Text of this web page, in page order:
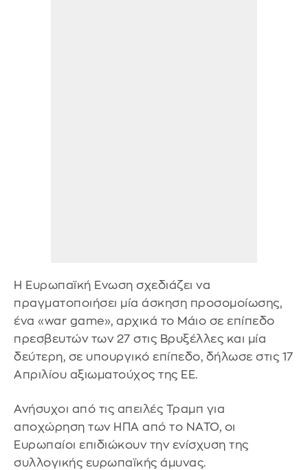
Η Ευρωπαϊκή Ενωση σχεδιάζει να
πραγματοποιήσει μία άσκηση προσομοίωσης,
ένα «war game», αρχικά το Μάιο σε επίπεδο
πρεσβευτών των 27 στις Βρυξέλλες και μία
δεύτερη, σε υπουργικό επίπεδο, δήλωσε στις 17
Απριλίου αξιωματούχος της ΕΕ.
Ανήσυχοι από τις απειλές Τραμπ για
αποχώρηση των ΗΠΑ από το ΝΑΤΟ, οι
Ευρωπαίοι επιδιώκουν την ενίσχυση της
συλλογικής ευρωπαϊκής άμυνας.